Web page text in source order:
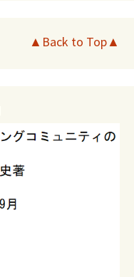
▲Back to Top▲